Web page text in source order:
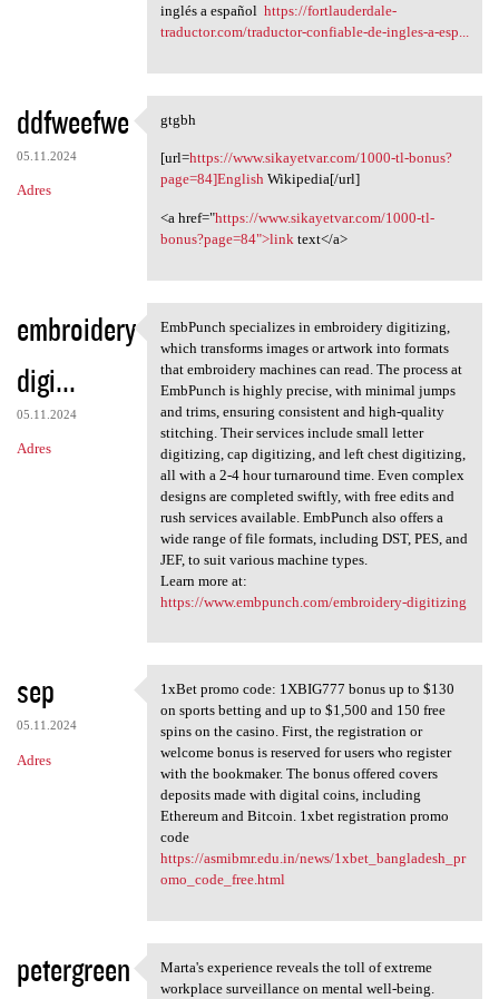
inglés a español https://fortlauderdale-
traductor.com/traductor-confiable-de-ingles-a-esp...
ddfweefwe
05.11.2024
Adres
gtgbh
gtgbh
[url=https://www.sikayetvar.com/1000-tl-bonus?
page=84]EnglishWikipedia[/url]
<a href="https://www.sikayetvar.com/1000-tl-
bonus?page=84">linktext</a>
embroidery
digi...
05.11.2024
Adres
EmbPunch specializes in
EmbPunch specializes in embroidery digitizing,
which transforms images or artwork into formats
that embroidery machines can read. The process at
EmbPunch is highly precise, with minimal jumps
and trims, ensuring consistent and high-quality
stitching. Their services include small letter
digitizing, cap digitizing, and left chest digitizing,
all with a 2-4 hour turnaround time. Even complex
designs are completed swiftly, with free edits and
rush services available. EmbPunch also offers a
wide range of file formats, including DST, PES, and
JEF​, to suit various machine types​.
Learn more at:
https://www.embpunch.com/embroidery-digitizing
sep
05.11.2024
Adres
1xBet promo code: 1XBIG777
1xBet promo code: 1XBIG777 bonus up to $130
on sports betting and up to $1,500 and 150 free
spins on the casino. First, the registration or
welcome bonus is reserved for users who register
with the bookmaker. The bonus offered covers
deposits made with digital coins, including
Ethereum and Bitcoin. 1xbet registration promo
code
https://asmibmr.edu.in/news/1xbet_bangladesh_pr
omo_code_free.html
petergreen Marta's experience reveals
Marta's experience reveals the toll of extreme
workplace surveillance on mental well-being.